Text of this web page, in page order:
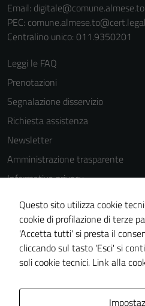
Email:
PEC:
Centralino unico: 011.9350201
Leggi le FAQ
Prenotazioni
Segnalazione disservizio
Richiesta assistenza
Newsletter
Amministrazione trasparente
Informativa privacy
Cookie Policy
Note legali
Dichiarazione di accessibilità
Piano di miglioramento del sito
Questo sito utilizza cookie
cookie di profilazione di terze
'Accetta tutti' si presta il
cliccando sul tasto 'Esci' si
soli cookie tecnici. Link alla